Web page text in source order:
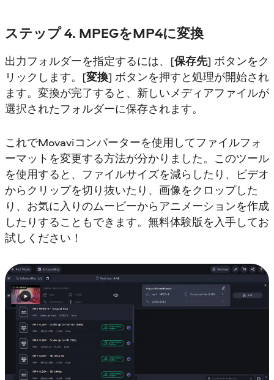
ステップ 4. MPEGをMP4に変換
出力フォルダーを指定するには、[保存先] ボタンをク
リックします。[変換] ボタンを押すと処理が開始され
ます。変換が完了すると、新しいメディアファイルが
選択されたフォルダーに保存されます。
これでMovaviコンバーターを使用してファイルフォ
ーマットを変更する方法が分かりました。このツール
を使用すると、ファイルサイズを減らしたり、ビデオ
からクリップを切り抜いたり、画像をクロップした
り、お気に入りのムービーからアニメーションを作成
したりすることもできます。無料体験版を入手してお
試しください！